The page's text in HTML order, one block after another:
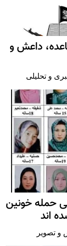
داعش و
و تحلیلی
حمله خونین
اند
تصویر